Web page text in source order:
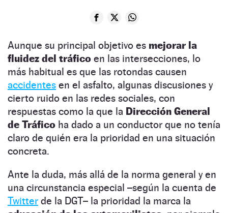
Aunque su principal objetivo es mejorar la
fluidez del tráfico en las intersecciones, lo
más habitual es que las rotondas causen
accidentes en el asfalto, algunas discusiones y
cierto ruido en las redes sociales, con
respuestas como la que la Dirección General
de Tráfico ha dado a un conductor que no tenía
claro de quién era la prioridad en una situación
concreta.
Ante la duda, más allá de la norma general y en
una circunstancia especial –según la cuenta de
Twitter de la DGT– la prioridad la marca la